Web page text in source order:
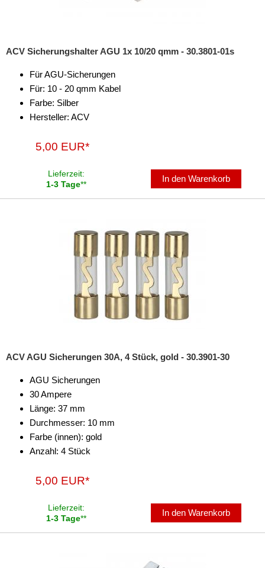
ACV Sicherungshalter AGU 1x 10/20 qmm - 30.3801-01s
Für AGU-Sicherungen
Für: 10 - 20 qmm Kabel
Farbe: Silber
Hersteller: ACV
5,00 EUR*
Lieferzeit:
1-3 Tage**
In den Warenkorb
ACV AGU Sicherungen 30A, 4 Stück, gold - 30.3901-30
AGU Sicherungen
30 Ampere
Länge: 37 mm
Durchmesser: 10 mm
Farbe (innen): gold
Anzahl: 4 Stück
5,00 EUR*
Lieferzeit:
1-3 Tage**
In den Warenkorb